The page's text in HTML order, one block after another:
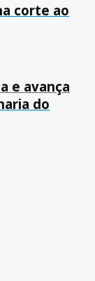
corte ao
e avança
do